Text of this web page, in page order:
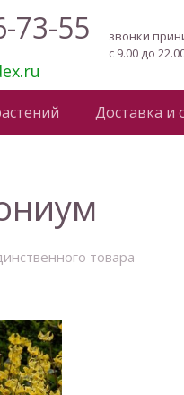
73-55
звонки
с 9.00 до
Доставка и
товара